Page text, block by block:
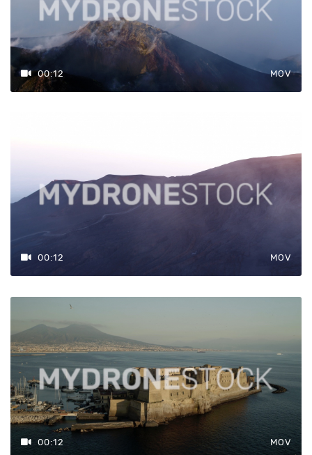
00:12 MOV
00:12 MOV
00:12 MOV